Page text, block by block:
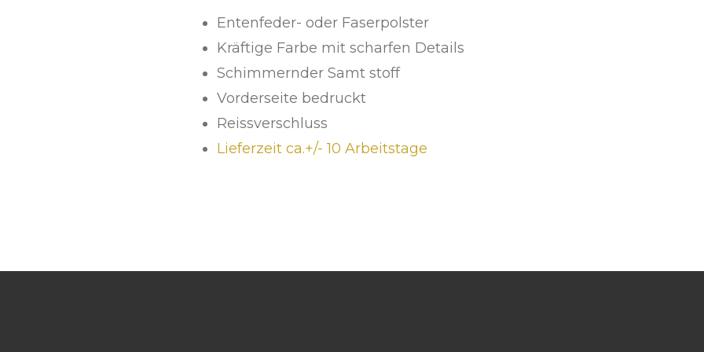
Entenfeder- oder Faserpolster
Kräftige Farbe mit scharfen Details
Schimmernder Samt stoff
Vorderseite bedruckt
Reissverschluss
Lieferzeit ca.+/- 10 Arbeitstage